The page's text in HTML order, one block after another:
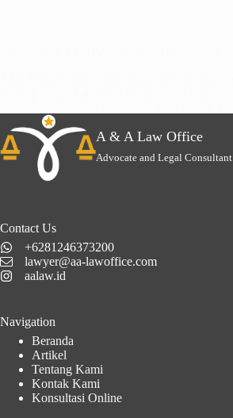
permasalahan dimana…
A & A Law Office
Advocate and Legal Consultant
Contact Us
+6281246373200
lawyer@aa-lawoffice.com
aalaw.id
Navigation
Beranda
Artikel
Tentang Kami
Kontak Kami
Konsultasi Online